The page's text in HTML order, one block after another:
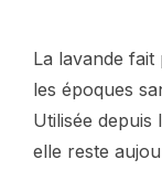
La lavande
les époques
Utilisée depuis
elle reste